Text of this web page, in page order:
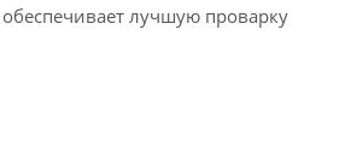
лучшую проварку